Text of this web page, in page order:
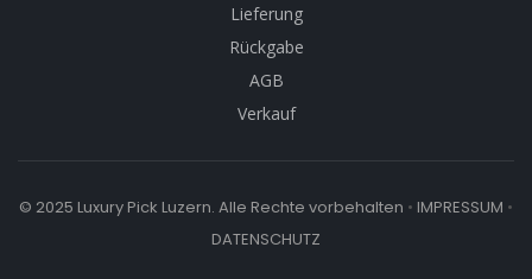
Lieferung
Rückgabe
AGB
Verkauf
© 2025 Luxury Pick Luzern. Alle Rechte vorbehalten • IMPRESSUM •
DATENSCHUTZ